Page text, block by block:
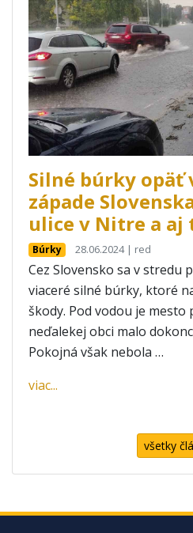
Silné búrky opäť
západe
ulice v Nitre a aj
Búrky 28.06.2024 | red
Cez Slovensko sa v stredu
viaceré silné búrky, ktoré
škody. Pod vodou je mesto
neďalekej obci malo
Pokojná však nebola …
viac...
všetky